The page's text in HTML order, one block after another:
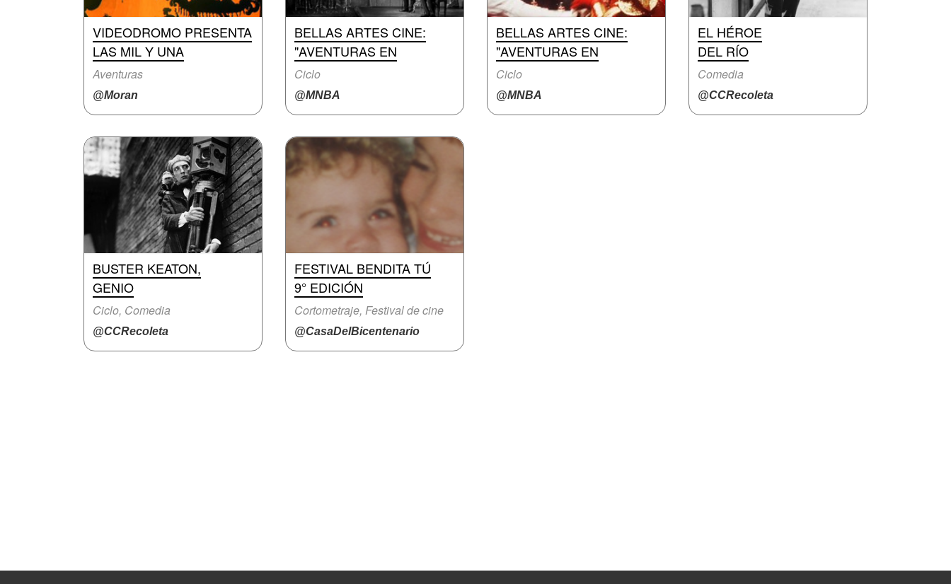
VIDEODROMO PRESENTA
LAS MIL Y UNA
Aventuras
@Moran
BELLAS ARTES CINE:
"AVENTURAS EN
Ciclo
@MNBA
BELLAS ARTES CINE:
"AVENTURAS EN
Ciclo
@MNBA
EL HÉROE
DEL RÍO
Comedia
@CCRecoleta
BUSTER KEATON,
GENIO
Ciclo, Comedia
@CCRecoleta
FESTIVAL BENDITA TÚ
9° EDICIÓN
Cortometraje, Festival de cine
@CasaDelBicentenario